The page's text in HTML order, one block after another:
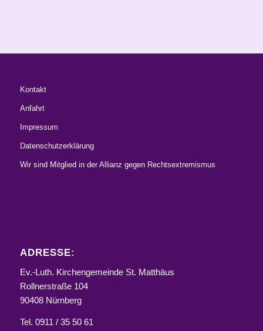
Kontakt
Anfahrt
Impressum
Datenschutzerklärung
Wir sind Mitglied in der Allianz gegen Rechtsextremismus
ADRESSE:
Ev.-Luth. Kirchengemeinde St. Matthäus
Rollnerstraße 104
90408 Nürnberg
Tel. 0911 / 35 50 61